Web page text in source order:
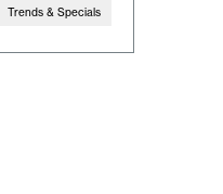
Trends & Specials